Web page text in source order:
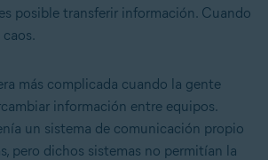
posible transferir información. Cuando
más complicada cuando la gente
información entre equipos.
un sistema de comunicación propio
pero dichos sistemas no permitían la